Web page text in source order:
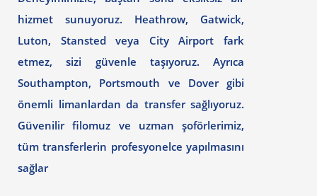
hizmet sunuyoruz. Heathrow, Gatwick,
Luton, Stansted veya City Airport fark
etmez, sizi güvenle taşıyoruz. Ayrıca
Southampton, Portsmouth ve Dover gibi
önemli limanlardan da transfer sağlıyoruz.
Güvenilir filomuz ve uzman şoförlerimiz,
tüm transferlerin profesyonelce yapılmasını
sağlar